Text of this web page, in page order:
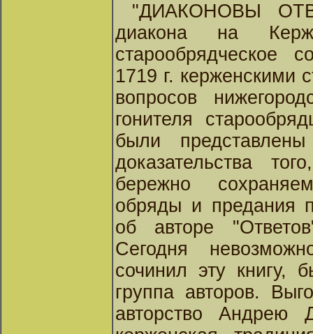
"ДИАКОНОВЫ
диакона на
старообрядческое
1719 г. керженскими
вопросов
гонителя
были
доказательства
бережно
обряды и предания
об авторе
Сегодня
сочинил эту книгу,
группа авторов.
авторство Андрею